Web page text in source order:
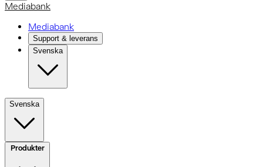
Mediabank
Mediabank
Support & leverans
Svenska
Svenska
Produkter